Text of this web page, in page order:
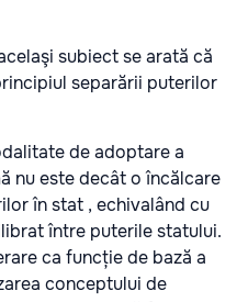
subiect se arată că
separării puterilor
de adoptare a
nu este decât o încălcare
în stat , echivalând cu
între puterile statului.
ca funcție de bază a
conceptului de